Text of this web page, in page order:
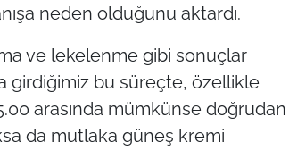
neden olduğunu aktardı.
ve lekelenme gibi sonuçlar
girdiğimiz bu süreçte, özellikle
arasında mümkünse doğrudan
da mutlaka güneş kremi